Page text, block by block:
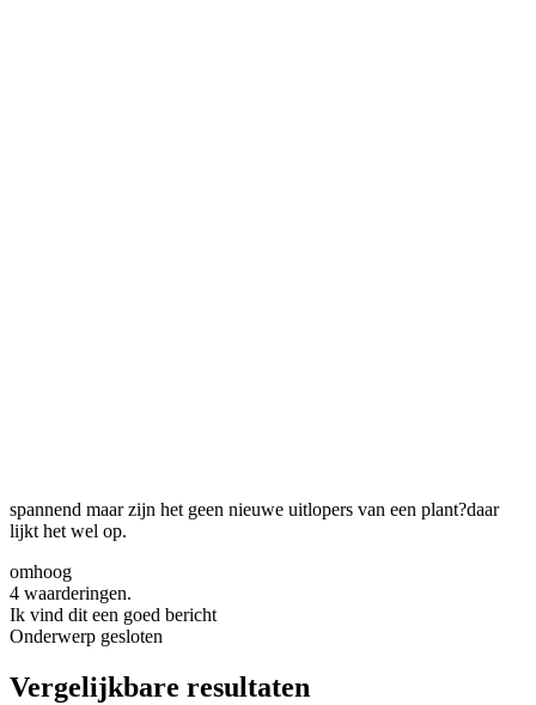
spannend maar zijn het geen nieuwe uitlopers van een plant?daar
lijkt het wel op.
omhoog
4 waarderingen.
Ik vind dit een goed bericht
Onderwerp gesloten
Vergelijkbare resultaten